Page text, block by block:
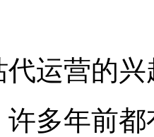
运营的兴
年前都